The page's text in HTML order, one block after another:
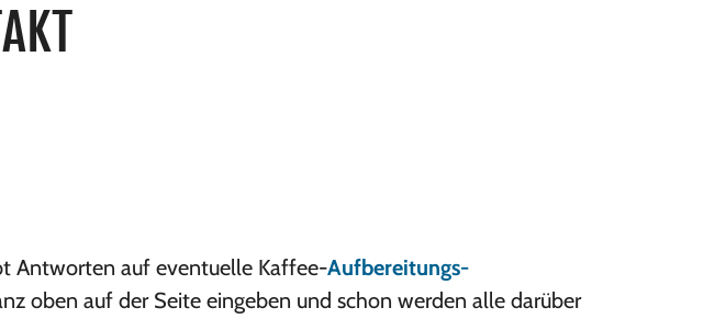
Antworten auf eventuelle Kaffee-Aufbereitungs-
oben auf der Seite eingeben und schon werden alle darüber